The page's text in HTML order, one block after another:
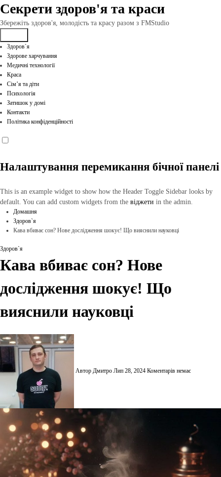
Перейти
до
вмісту
Секрети здоров'я та краси
Збережіть здоров'я, молодість та красу разом з FMStudio
Здоров`я
Здорове харчування
Медичні технології
Краса
Сім’я та діти
Психологія
Затишок у домі
Контакти
Політика конфіденційності
Налаштування перемикання бічної панелі
This is an example widget to show how the Header Toggle Sidebar looks by
default. You can add custom widgets from the віджети in the admin.
Домашня
Здоров`я
Кава вбиває сон? Нове дослідження шокує! Що вияснили науковці
Здоров`я
Кава вбиває сон? Нове
дослідження шокує! Що
вияснили науковці
Автор Дмитро Лип 28, 2024 Коментарів немає